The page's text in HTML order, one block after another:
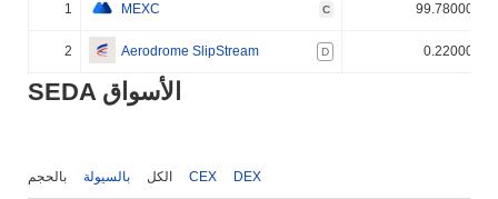
1 MEXC C 99.780000%
2 Aerodrome SlipStream D 0.220000%
SEDA الأسواق
بالحجم بالسيولة الكل CEX DEX